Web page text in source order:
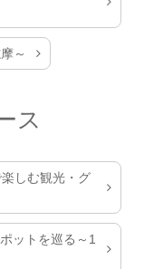
～
ス
しむ観光・グ
ットを巡る～1